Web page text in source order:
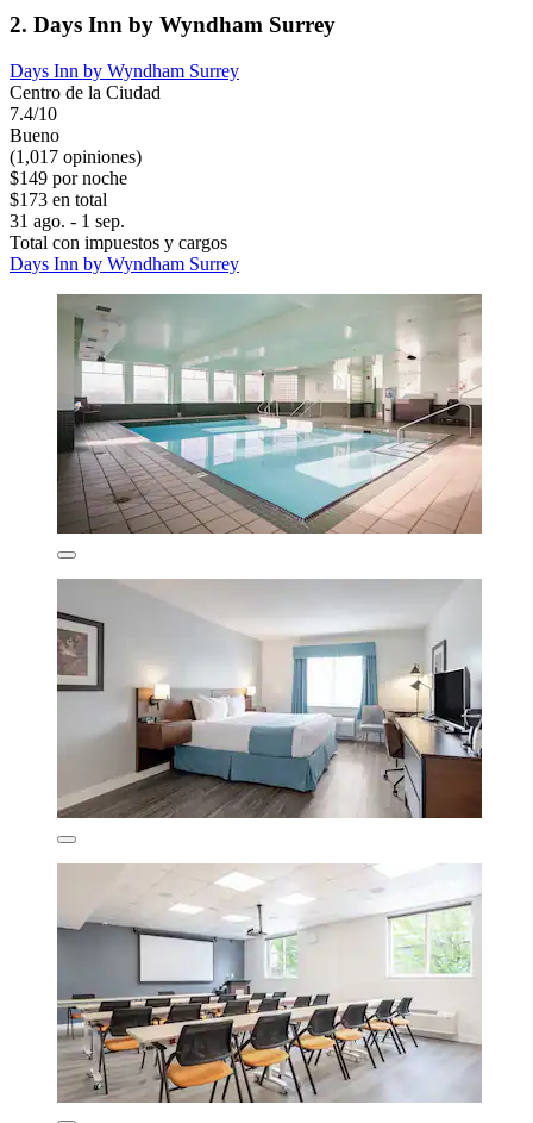
2. Days Inn by Wyndham Surrey
Days Inn by Wyndham Surrey
Centro de la Ciudad
7.4/10
Bueno
(1,017 opiniones)
$149 por noche
$173 en total
31 ago. - 1 sep.
Total con impuestos y cargos
Days Inn by Wyndham Surrey